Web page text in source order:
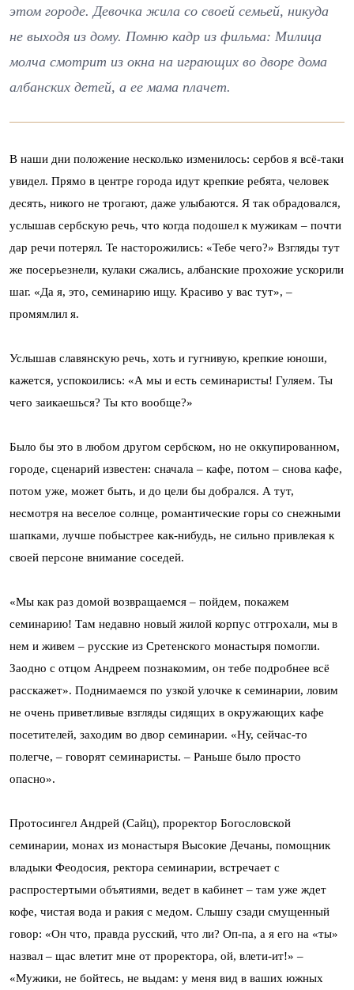
этом городе. Девочка жила со своей семьей, никуда
не выходя из дому. Помню кадр из фильма: Милица
молча смотрит из окна на играющих во дворе дома
албанских детей, а ее мама плачет.
В наши дни положение несколько изменилось: сербов я всё-таки
увидел. Прямо в центре города идут крепкие ребята, человек
десять, никого не трогают, даже улыбаются. Я так обрадовался,
услышав сербскую речь, что когда подошел к мужикам – почти
дар речи потерял. Те насторожились: «Тебе чего?» Взгляды тут
же посерьезнели, кулаки сжались, албанские прохожие ускорили
шаг. «Да я, это, семинарию ищу. Красиво у вас тут», –
промямлил я.
Услышав славянскую речь, хоть и гугнивую, крепкие юноши,
кажется, успокоились: «А мы и есть семинаристы! Гуляем. Ты
чего заикаешься? Ты кто вообще?»
Было бы это в любом другом сербском, но не оккупированном,
городе, сценарий известен: сначала – кафе, потом – снова кафе,
потом уже, может быть, и до цели бы добрался. А тут,
несмотря на веселое солнце, романтические горы со снежными
шапками, лучше побыстрее как-нибудь, не сильно привлекая к
своей персоне внимание соседей.
«Мы как раз домой возвращаемся – пойдем, покажем
семинарию! Там недавно новый жилой корпус отгрохали, мы в
нем и живем – русские из Сретенского монастыря помогли.
Заодно с отцом Андреем познакомим, он тебе подробнее всё
расскажет». Поднимаемся по узкой улочке к семинарии, ловим
не очень приветливые взгляды сидящих в окружающих кафе
посетителей, заходим во двор семинарии. «Ну, сейчас-то
полегче, – говорят семинаристы. – Раньше было просто
опасно».
Протосингел Андрей (Сайц), проректор Богословской
семинарии, монах из монастыря Высокие Дечаны, помощник
владыки Феодосия, ректора семинарии, встречает с
распростертыми объятиями, ведет в кабинет – там уже ждет
кофе, чистая вода и ракия с медом. Слышу сзади смущенный
говор: «Он что, правда русский, что ли? Оп-па, а я его на «ты»
назвал – щас влетит мне от проректора, ой, влети-ит!» –
«Мужики, не бойтесь, не выдам: у меня вид в ваших южных